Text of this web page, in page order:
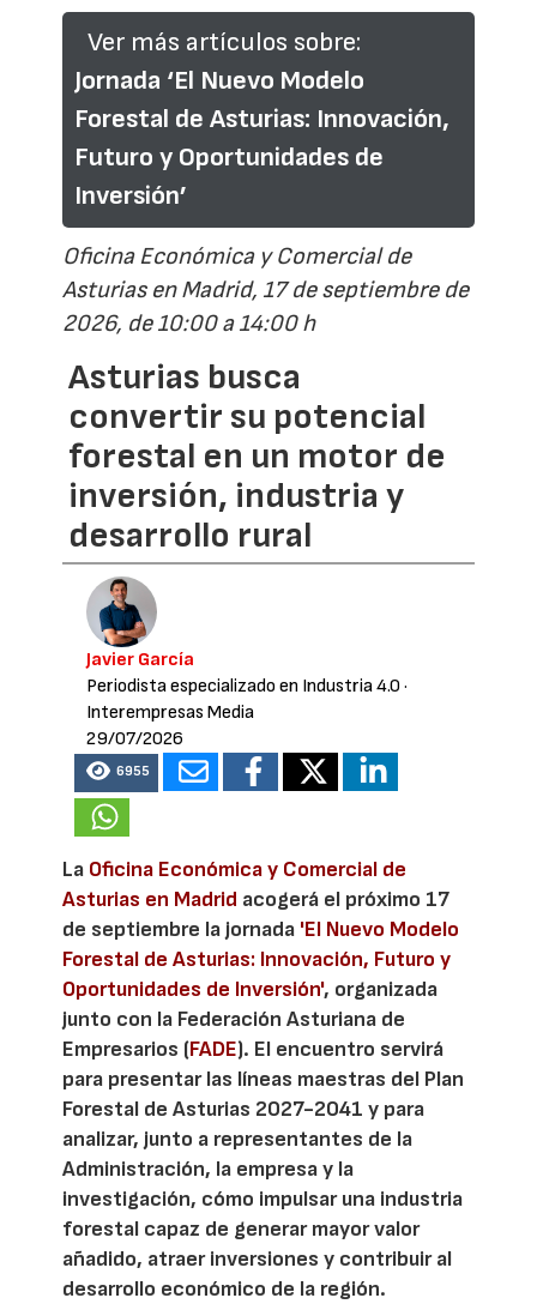
Ver más artículos sobre:
Jornada ‘El Nuevo Modelo
Forestal de Asturias: Innovación,
Futuro y Oportunidades de
Inversión’
Oficina Económica y Comercial de
Asturias en Madrid, 17 de septiembre de
2026, de 10:00 a 14:00 h
Asturias busca
convertir su potencial
forestal en un motor de
inversión, industria y
desarrollo rural
Javier García
Periodista especializado en Industria 4.0 ·
Interempresas Media
29/07/2026
6955
La Oficina Económica y Comercial de
Asturias en Madrid acogerá el próximo 17
de septiembre la jornada 'El Nuevo Modelo
Forestal de Asturias: Innovación, Futuro y
Oportunidades de Inversión', organizada
junto con la Federación Asturiana de
Empresarios (FADE). El encuentro servirá
para presentar las líneas maestras del Plan
Forestal de Asturias 2027-2041 y para
analizar, junto a representantes de la
Administración, la empresa y la
investigación, cómo impulsar una industria
forestal capaz de generar mayor valor
añadido, atraer inversiones y contribuir al
desarrollo económico de la región.